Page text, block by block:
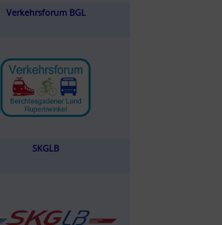
Verkehrsforum BGL
SKGLB